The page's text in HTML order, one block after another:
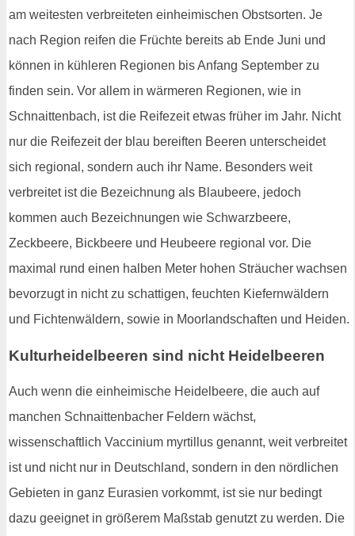
am weitesten verbreiteten einheimischen Obstsorten. Je
nach Region reifen die Früchte bereits ab Ende Juni und
können in kühleren Regionen bis Anfang September zu
finden sein. Vor allem in wärmeren Regionen, wie in
Schnaittenbach, ist die Reifezeit etwas früher im Jahr. Nicht
nur die Reifezeit der blau bereiften Beeren unterscheidet
sich regional, sondern auch ihr Name. Besonders weit
verbreitet ist die Bezeichnung als Blaubeere, jedoch
kommen auch Bezeichnungen wie Schwarzbeere,
Zeckbeere, Bickbeere und Heubeere regional vor. Die
maximal rund einen halben Meter hohen Sträucher wachsen
bevorzugt in nicht zu schattigen, feuchten Kiefernwäldern
und Fichtenwäldern, sowie in Moorlandschaften und Heiden.
Kulturheidelbeeren sind nicht Heidelbeeren
Auch wenn die einheimische Heidelbeere, die auch auf
manchen Schnaittenbacher Feldern wächst,
wissenschaftlich Vaccinium myrtillus genannt, weit verbreitet
ist und nicht nur in Deutschland, sondern in den nördlichen
Gebieten in ganz Eurasien vorkommt, ist sie nur bedingt
dazu geeignet in größerem Maßstab genutzt zu werden. Die